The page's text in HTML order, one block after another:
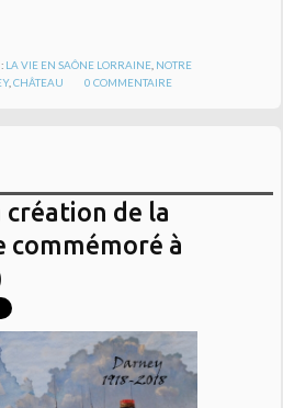
LA VIE EN SAÔNE LORRAINE, NOTRE
,CHÂTEAU 0 COMMENTAIRE
création de la
commémoré à